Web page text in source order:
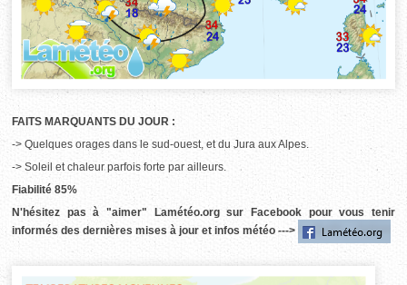
FAITS MARQUANTS DU JOUR :
-> Quelques orages dans le sud-ouest, et du Jura aux Alpes.
-> Soleil et chaleur parfois forte par ailleurs.
Fiabilité 85%
N'hésitez pas à "aimer" Lamétéo.org sur Facebook pour vous tenir
informés des dernières mises à jour et infos météo --->